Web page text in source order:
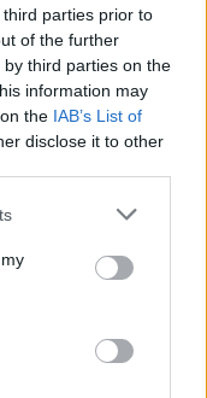
parties prior to
of the further
third parties on the
information may
the IAB’s List of
disclose it to other